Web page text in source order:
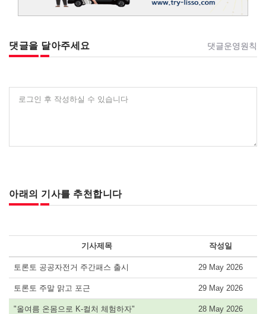
댓글을 달아주세요 댓글운영원칙
로그인 후 작성하실 수 있습니다
아래의 기사를 추천합니다
기사제목 작성일
토론토 공공자전거 주간패스 출시 29 May 2026
토론토 주말 맑고 포근 29 May 2026
"올여름 온몸으로 K-컬처 체험하자" 28 May 2026